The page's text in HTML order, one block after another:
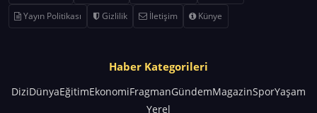
Yayın Politikası
Gizlilik İletişim Künye
Haber Kategorileri
DiziDünyaEğitimEkonomiFragmanGündemMagazinSporYaşam
Yerel